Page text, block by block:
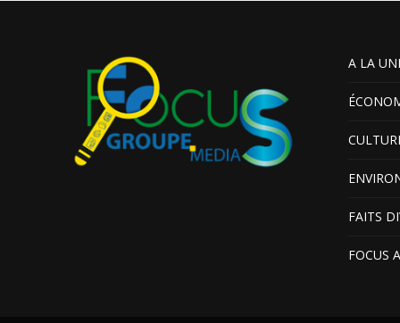
A LA
FAITS
FOCUS